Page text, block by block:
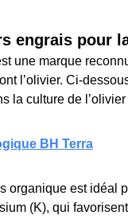
engrais pour
une marque
l’olivier. Ci-
la culture de
BH Terra
organique est idéal
(K), qui